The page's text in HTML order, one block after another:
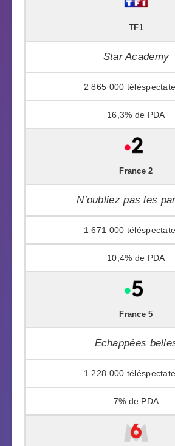
TF1
Star Academy
2 865 000
16,3%
France 2
N’oubliez pas les
1 671 000
10,4%
France 5
Echappées
1 228 000
7%